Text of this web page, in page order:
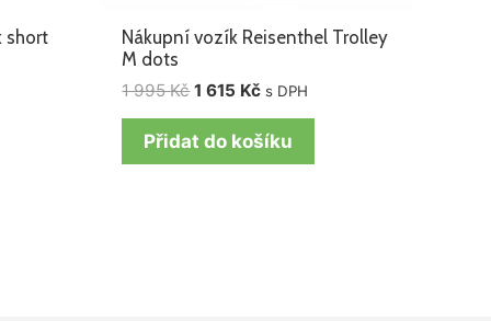
short
Nákupní vozík Reisenthel Trolley
M dots
1 995Kč 1 615 Kč s DPH
Přidat do košíku